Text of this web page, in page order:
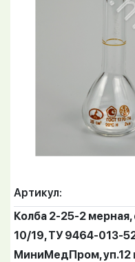
Артикул:
Колба 2-25-2
10/19, ТУ 9464-013-
МиниМедПром, уп.12